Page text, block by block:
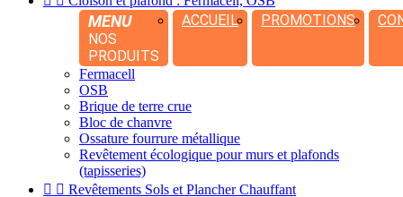
MENU
NOS
PRODUITS
ACCUEIL PROMOTIONS
Fermacell
OSB
Brique de terre crue
Bloc de chanvre
Ossature fourrure métallique
Revêtement écologique pour murs et plafonds
(tapisseries)
  Revêtements Sols et Plancher Chauffant